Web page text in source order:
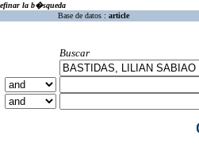
la b�squeda
Base de datos : article
Buscar